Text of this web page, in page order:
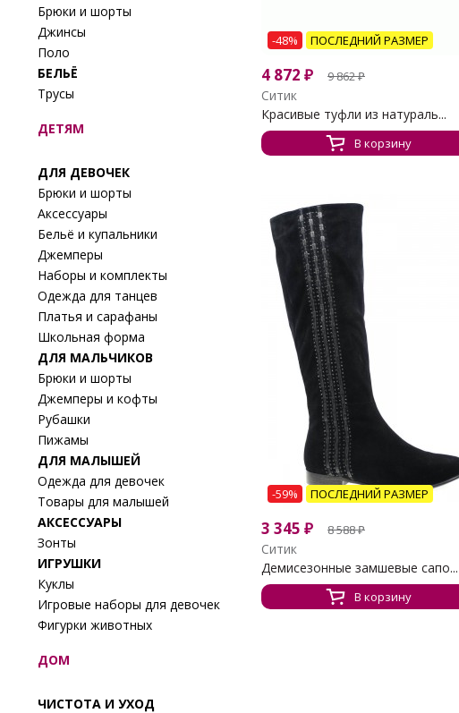
Брюки и шорты
Джинсы
Поло
БЕЛЬЁ
Трусы
ДЕТЯМ
ДЛЯ ДЕВОЧЕК
Брюки и шорты
Аксессуары
Бельё и купальники
Джемперы
Наборы и комплекты
Одежда для танцев
Платья и сарафаны
Школьная форма
ДЛЯ МАЛЬЧИКОВ
Брюки и шорты
Джемперы и кофты
Рубашки
Пижамы
ДЛЯ МАЛЫШЕЙ
Одежда для девочек
Товары для малышей
АКСЕССУАРЫ
Зонты
ИГРУШКИ
Куклы
Игровые наборы для девочек
Фигурки животных
ДОМ
ЧИСТОТА И УХОД
-48% ПОСЛЕДНИЙ РАЗМЕР
4 872 ₽ 9 862₽
Ситик
Красивые туфли из натураль...
В корзину
-59% ПОСЛЕДНИЙ РАЗМЕР
3 345 ₽ 8 588₽
Ситик
Демисезонные замшевые сапо...
В корзину